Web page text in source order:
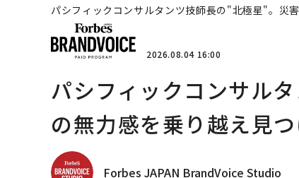
パシフィックコンサルタンツ技師長の"北極星"。災
2026.08.04 16:00
パシフィックコンサル
の無力感を乗り越え見
Forbes JAPAN BrandVoice Studio